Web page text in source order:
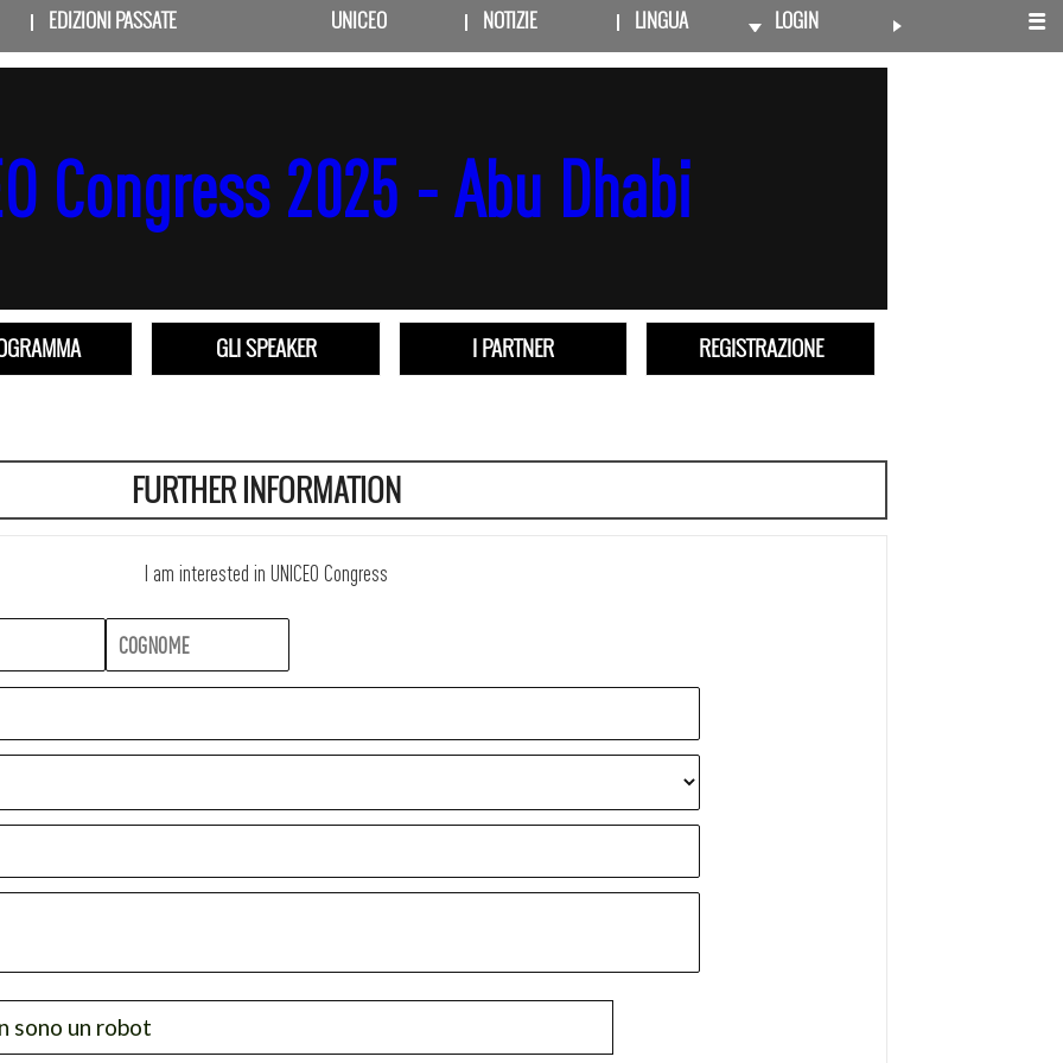
EDIZIONI PASSATE UNICEO NOTIZIE LINGUA LOGIN
GLI SPEAKER I PARTNER REGISTRAZIONE
FURTHER INFORMATION
I am interested in UNICEO Congress
sono un robot